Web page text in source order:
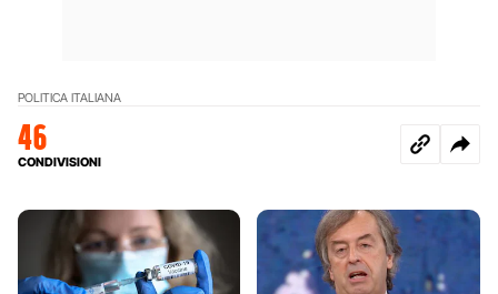
POLITICA ITALIANA
46
CONDIVISIONI